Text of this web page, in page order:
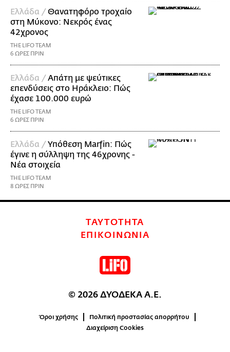
Ελλάδα /Θανατηφόρο τροχαίο
στη Μύκονο: Νεκρός ένας
42χρονος
THE LIFO TEAM
6 ΩΡΕΣ ΠΡΙΝ
Ελλάδα /Απάτη με ψεύτικες
επενδύσεις στο Ηράκλειο: Πώς
έχασε 100.000 ευρώ
THE LIFO TEAM
6 ΩΡΕΣ ΠΡΙΝ
Ελλάδα /Υπόθεση Marfin: Πώς
έγινε η σύλληψη της 46χρονης -
Νέα στοιχεία
THE LIFO TEAM
8 ΩΡΕΣ ΠΡΙΝ
ΤΑΥΤΟΤΗΤΑ
ΕΠΙΚΟΙΝΩΝΙΑ
© 2026 ΔΥΟΔΕΚΑ Α.Ε.
Όροι χρήσης
Πολιτική προστασίας απορρήτου
Διαχείριση Cookies